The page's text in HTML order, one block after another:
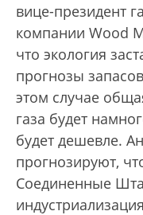
вице-президент
компании Wood
что экология
прогнозы
этом случае
газа будет
будет дешевле.
прогнозируют,
Соединенные